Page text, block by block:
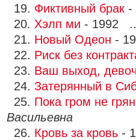
19. Фиктивный брак -
20. Хэлп ми - 1992
21. Новый Одеон -
22. Риск без
23. Ваш выход,
24. Затерянный в
25. Пока гром не
Васильевна
26. Кровь за кровь -